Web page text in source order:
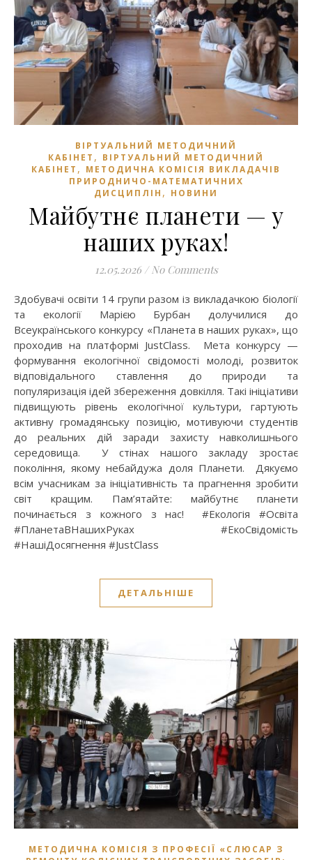
ВІРТУАЛЬНИЙ МЕТОДИЧНИЙ
КАБІНЕТ , ВІРТУАЛЬНИЙ МЕТОДИЧНИЙ
КАБІНЕТ , МЕТОДИЧНА КОМІСІЯ ВИКЛАДАЧІВ
ПРИРОДНИЧО-МАТЕМАТИЧНИХ
ДИСЦИПЛІН , НОВИНИ
Майбутнє планети — у
наших руках!
12.05.2026 / No Comments
Здобувачі освіти 14 групи разом із викладачкою біології
та екології Марією Бурбан долучилися до
Всеукраїнського конкурсу «Планета в наших руках», що
проходив на платформі JustClass. Мета конкурсу —
формування екологічної свідомості молоді, розвиток
відповідального ставлення до природи та
популяризація ідей збереження довкілля. Такі ініціативи
підвищують рівень екологічної культури, гартують
активну громадянську позицію, мотивуючи студентів
до реальних дій заради захисту навколишнього
середовища. У стінах нашого закладу зростає
покоління, якому небайдужа доля Планети. Дякуємо
всім учасникам за ініціативність та прагнення зробити
світ кращим. Пам’ятайте: майбутнє планети
починається з кожного з нас! #Екологія #Освіта
#ПланетаВНашихРуках #ЕкоСвідомість
#НашіДосягнення #JustClass
ДЕТАЛЬНІШЕ
МЕТОДИЧНА КОМІСІЯ З ПРОФЕСІЇ «СЛЮСАР З